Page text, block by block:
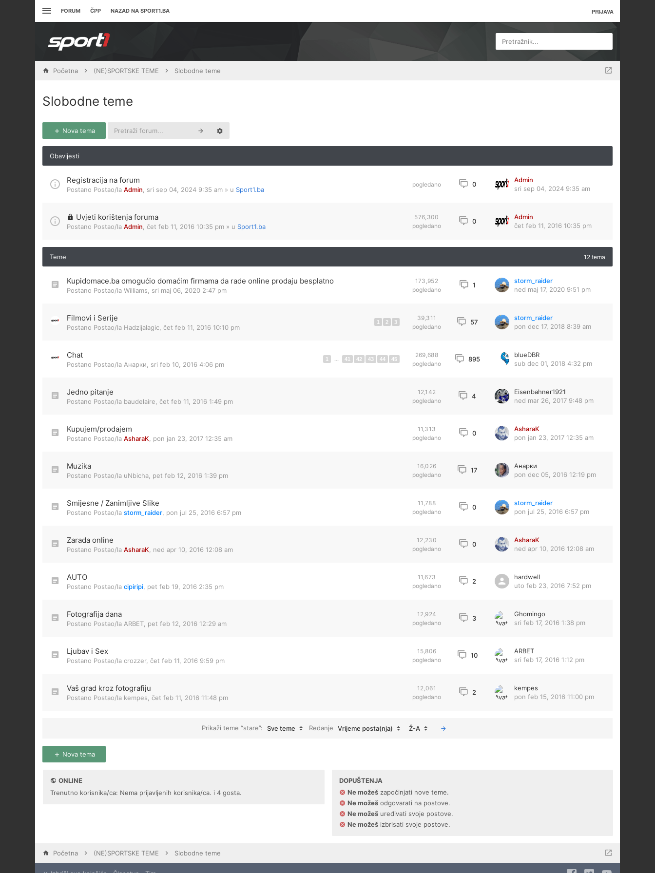
FORUM ČPP NAZAD NA SPORT1.BA PRIJAVA
Pretražnik...
Početna (NE)SPORTSKE TEME Slobodne teme
Slobodne teme
Nova tema
Obavijesti
Registracija na forum
Postano Postao/la Admin sri sep 04, 2024 9:35 am » u Sport1.ba
pogledano 0
Admin
sri sep 04, 2024 9:35 am
Uvjeti korištenja foruma
Postano Postao/la Admin čet feb 11, 2016 10:35 pm » u Sport1.ba
576,300
pogledano
0
Admin
čet feb 11, 2016 10:35 pm
Teme 12 tema
Kupidomace.ba omogućio domaćim firmama da rade online prodaju besplatno
Postano Postao/la Williams sri maj 06, 2020 2:47 pm
173,952
pogledano
1
storm_raider
ned maj 17, 2020 9:51 pm
Filmovi i Serije
Postano Postao/la Hadzijalagic čet feb 11, 2016 10:10 pm
1 2 3
39,311
pogledano
57
storm_raider
pon dec 17, 2018 8:39 am
Chat
Postano Postao/la Анарки sri feb 10, 2016 4:06 pm
1 ... 41 42 43 44 45
269,688
pogledano
895
blueDBR
sub dec 01, 2018 4:32 pm
Jedno pitanje
Postano Postao/la baudelaire čet feb 11, 2016 1:49 pm
12,142
pogledano
4
Eisenbahner1921
ned mar 26, 2017 9:48 pm
Kupujem/prodajem
Postano Postao/la AsharaK pon jan 23, 2017 12:35 am
11,313
pogledano
0
AsharaK
pon jan 23, 2017 12:35 am
Muzika
Postano Postao/la uNbicha pet feb 12, 2016 1:39 pm
16,026
pogledano
17
Анарки
pon dec 05, 2016 12:19 pm
Smijesne / Zanimljive Slike
Postano Postao/la storm_raider pon jul 25, 2016 6:57 pm
11,788
pogledano
0
storm_raider
pon jul 25, 2016 6:57 pm
Zarada online
Postano Postao/la AsharaK ned apr 10, 2016 12:08 am
12,230
pogledano
0
AsharaK
ned apr 10, 2016 12:08 am
AUTO
Postano Postao/la cipiripi pet feb 19, 2016 2:35 pm
11,673
pogledano
2
hardwell
uto feb 23, 2016 7:52 pm
Fotografija dana
Postano Postao/la ARBET pet feb 12, 2016 12:29 am
12,924
pogledano
3
Ghomingo
sri feb 17, 2016 1:38 pm
Ljubav i Sex
Postano Postao/la crozzer, čet feb 11, 2016 9:59 pm
15,806
pogledano
10
ARBET
sri feb 17, 2016 1:12 pm
Vaš grad kroz fotografiju
Postano Postao/la kempes čet feb 11, 2016 11:48 pm
12,061
pogledano
2
kempes
pon feb 15, 2016 11:00 pm
Prikaži teme “stare”: Sve teme Redanje Vrijeme posta(nja) Ž-A
Nova tema
ONLINE
Trenutno korisnika/ca: Nema prijavljenih korisnika/ca. i 4 gosta.
DOPUŠTENJA
Ne možešzapočinjati nove teme.
Ne možešodgovarati na postove.
Ne možešuređivati svoje postove.
Ne možešizbrisati svoje postove.
Početna (NE)SPORTSKE TEME Slobodne teme